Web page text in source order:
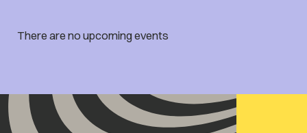
There are no upcoming events